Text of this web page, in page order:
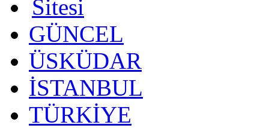
GÜNCEL
ÜSKÜDAR
İSTANBUL
TÜRKİYE